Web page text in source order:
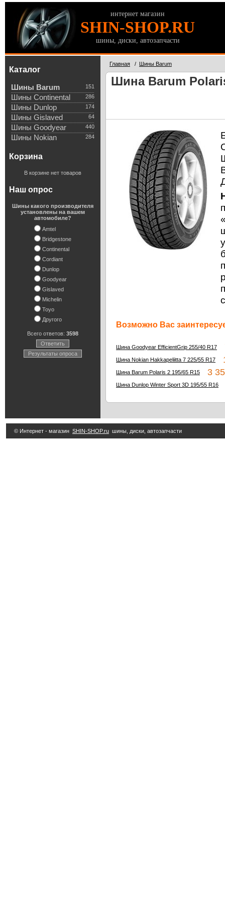
интернет магазин
SHIN-SHOP.RU
шины, диски, автозапчасти
Каталог
151
Шины Barum
286
Шины Continental
174
Шины Dunlop
64
Шины Gislaved
440
Шины Goodyear
284
Шины Nokian
Корзина
В корзине нет товаров
Наш опрос
Шины какого производителя
установлены на вашем
автомобиле?
Amtel
Bridgestone
Continental
Cordiant
Dunlop
Goodyear
Gislaved
Michelin
Toyo
Другого
Всего ответов: 3598
Ответить
Результаты опроса
Главная / Шины Barum
Шина Barum
Возможно Вас
Шина Goodyear EfficientGrip 255/40 R17
Шина Nokian Hakkapeliitta 7 225/55 R17
Шина Barum Polaris 2 195/65 R15 3
Шина Dunlop Winter Sport 3D 195/55 R16
© Интернет - магазин SHIN-SHOP.ru шины, диски, автозапчасти